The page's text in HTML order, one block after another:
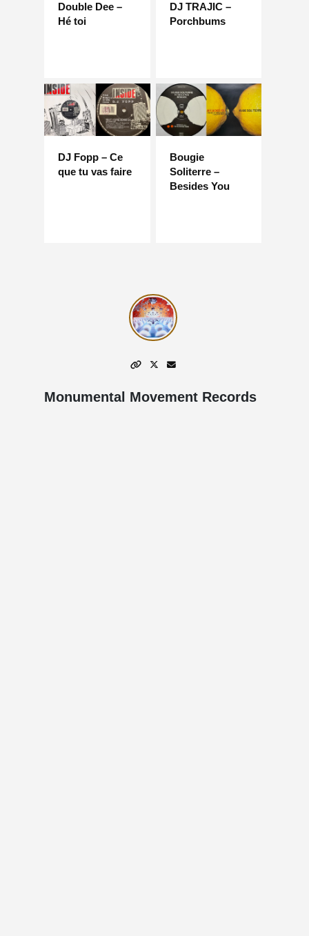
Double Dee –
Hé toi
DJ TRAJIC –
Porchbums
DJ Fopp – Ce
que tu vas faire
Bougie
Soliterre –
Besides You
Monumental Movement Records